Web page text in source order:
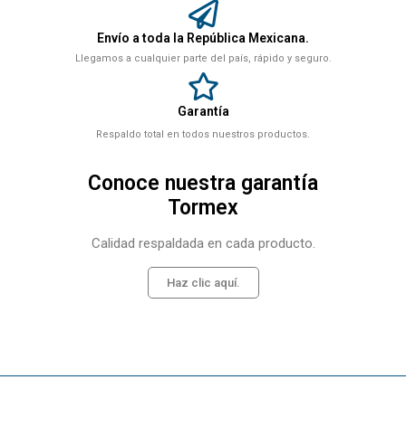
Envío a toda la República Mexicana.
Llegamos a cualquier parte del país, rápido y seguro.
Garantía
Respaldo total en todos nuestros productos.
Conoce nuestra garantía
Tormex
Calidad respaldada en cada producto.
Haz clic aquí.